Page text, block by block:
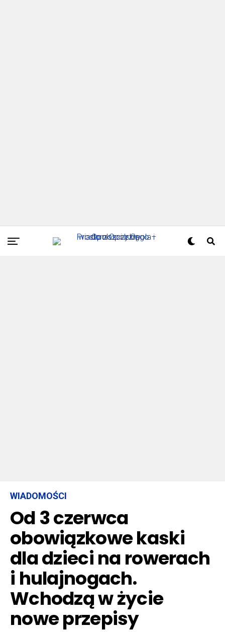
WIADOMOŚCI
Od 3 czerwca
obowiązkowe kaski
dla dzieci na rowerach
i hulajnogach.
Wchodzą w życie
nowe przepisy